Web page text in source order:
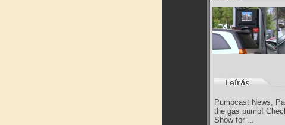
Pumpcast News,
the gas pump!
Show for ...